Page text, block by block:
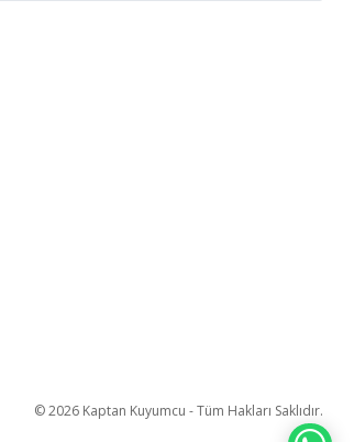
© 2026 Kaptan Kuyumcu - Tüm Hakları Saklıdır.